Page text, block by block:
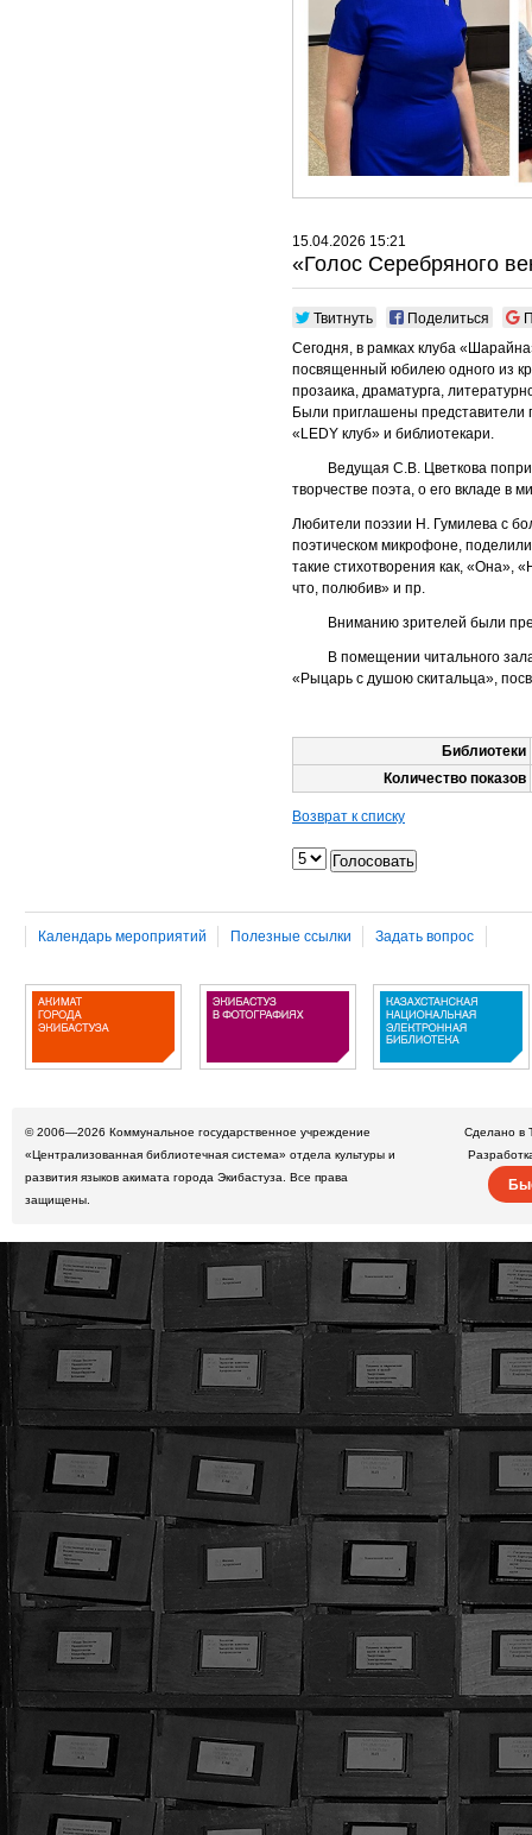
15.04.2026 15:21
«Голос Серебряного
Твитнуть Поделиться
Сегодня, в рамках клуба
посвященный юбилею одного из
прозаика, драматурга,
Были приглашены представители
«LEDY клуб» и библиотекари.
Ведущая С.В. Цветкова
творчестве поэта, о его вкладе в
Любители поэзии Н. Гумилева с
поэтическом микрофоне,
такие стихотворения как, «Она»,
что, полюбив» и пр.
Вниманию зрителей были
В помещении читального зала
«Рыцарь с душою скитальца»,
Библиотеки
Количество показов
Возврат к списку
Календарь мероприятий Полезные ссылки Задать вопрос
© 2006—2026 Коммунальное государственное учреждение
«Централизованная библиотечная система» отдела культуры и
развития языков акимата города Экибастуза. Все права
защищены.
Сделано в